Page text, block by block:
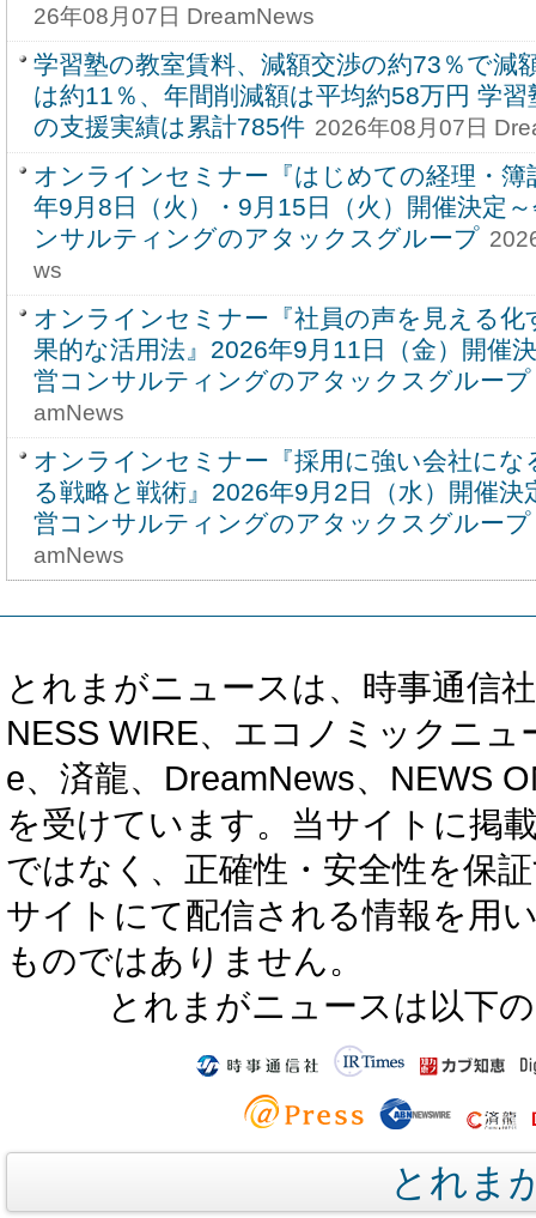
26年08月07日 DreamNews
学習塾の教室賃料、減額交渉の約73％で減
は約11％、年間削減額は平均約58万円 学
の支援実績は累計785件 2026年08月07日
オンラインセミナー『はじめての経理・簿
年9月8日（火）・9月15日（火）開催決定
ンサルティングのアタックスグループ
ws
オンラインセミナー『社員の声を見える
果的な活用法』2026年9月11日（金）開催
営コンサルティングのアタックスグループ
amNews
オンラインセミナー『採用に強い会社にな
る戦略と戦術』2026年9月2日（水）開催決
営コンサルティングのアタックスグループ
amNews
とれまがニュースは、時事通信
NESS WIRE、エコノミックニ
e、済龍、DreamNews、NEWS
を受けています。当サイトに掲
ではなく、正確性・安全性を保
サイトにて配信される情報を用
ものではありません。
とれまがニュースは以下
とれま